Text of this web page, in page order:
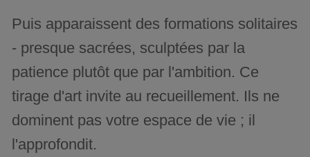
Puis apparaissent des formations solitaires
- presque sacrées, sculptées par la
patience plutôt que par l'ambition. Ce
tirage d'art invite au recueillement. Ils ne
dominent pas votre espace de vie ; il
l'approfondit.